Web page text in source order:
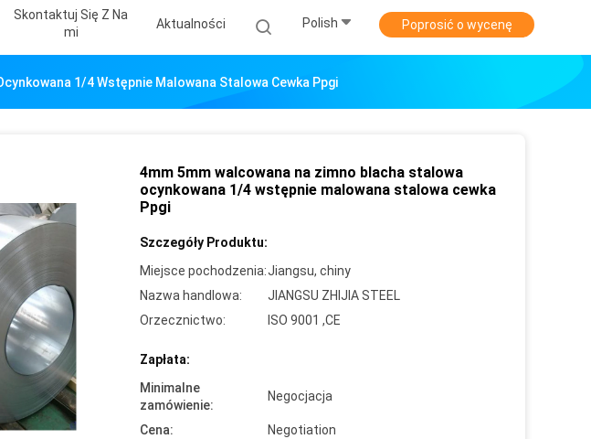
Skontaktuj Się Z Na
Mi
Aktualności Polish Poprosić o wycenę
1/4 Wstępnie Malowana Stalowa Cewka Ppgi
4mm 5mm walcowana na zimno blacha stalowa
ocynkowana 1/4 wstępnie malowana stalowa cewka
Ppgi
Szczegóły Produktu:
Miejsce pochodzenia:Jiangsu, chiny
Nazwa handlowa:
JIANGSU ZHIJIA STEEL
Orzecznictwo:
ISO 9001 ,CE
Zapłata:
Minimalne
zamówienie:
Negocjacja
Cena:
Negotiation